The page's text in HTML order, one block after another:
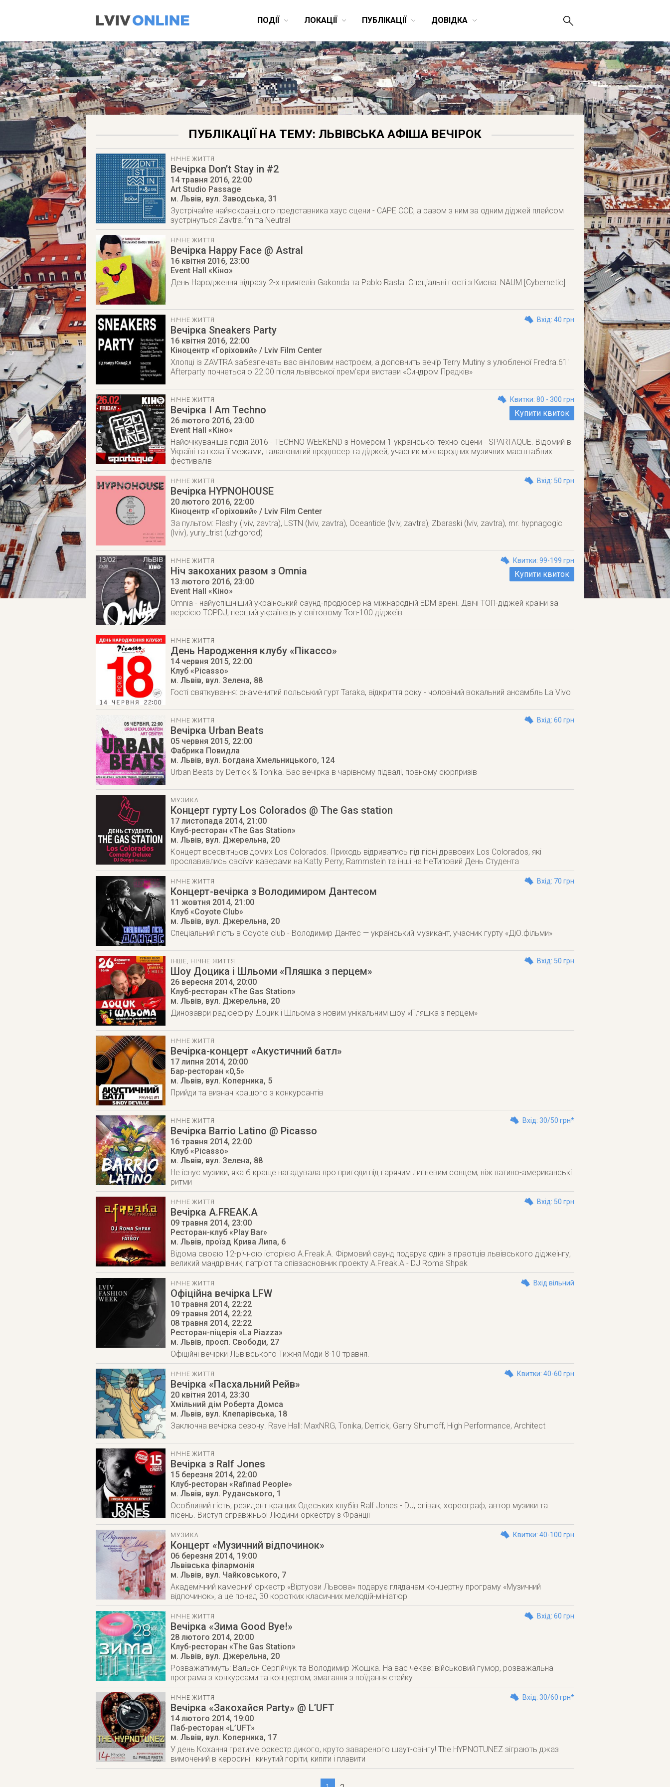
ПОДІЇ ЛОКАЦІЇ ПУБЛІКАЦІЇ ДОВІДКА
ПУБЛІКАЦІЇ НА ТЕМУ: ЛЬВІВСЬКА АФІША ВЕЧІРОК
НІЧНЕ ЖИТТЯ
Вечірка Don’t Stay in #2
14 травня 2016, 22:00
Art Studio Passage
м. Львів, вул. Заводська, 31
Зустрічайте найяскравішого представника хаус сцени - CAPE COD, а разом з ним за одним діджей плейсом
зустрінуться Zavtra.fm та Neutral
НІЧНЕ ЖИТТЯ
Вечірка Happy Face @ Astral
16 квітня 2016, 23:00
Event Hall «Кіно»
День Народження відразу 2-х приятелів Gakonda та Pablo Rasta. Спеціальні гості з Києва: NAUM [Cybernetic]
НІЧНЕ ЖИТТЯ Вхід: 40 грн
Вечірка Sneakers Party
16 квітня 2016, 22:00
Кіноцентр «Горіховий» / Lviv Film Center
Хлопці із ZAVTRA забезпечать вас вініловим настроєм, а доповнить вечір Terry Mutiny з улюбленої Fredra.61'
Afterparty почнеться о 22.00 після львівської прем'єри вистави «Синдром Предків»
НІЧНЕ ЖИТТЯ Квитки: 80 - 300 грн
Купити квиток
Вечірка I Am Techno
26 лютого 2016, 23:00
Event Hall «Кіно»
Найочікуваніша подія 2016 - TECHNO WEEKEND з Номером 1 української техно-сцени - SPARTAQUE. Відомий в
Україні та поза її межами, талановитий продюсер та діджей, учасник міжнародних музичних масштабних
фестивалів
НІЧНЕ ЖИТТЯ Вхід: 50 грн
Вечірка HYPNOHOUSE
20 лютого 2016, 22:00
Кіноцентр «Горіховий» / Lviv Film Center
За пультом: Flashy (lviv, zavtra), LSTN (lviv, zavtra), Oceantide (lviv, zavtra), Zbaraski (lviv, zavtra), mr. hypnagogic
(lviv), yuriy_trist (uzhgorod)
НІЧНЕ ЖИТТЯ Квитки: 99-199 грн
Купити квиток
Нiч закоханих разом з Omnia
13 лютого 2016, 23:00
Event Hall «Кіно»
Omnia - найуспішніший український саунд-продюсер на міжнародній EDM арені. Двічі ТОП-діджей країни за
версією TOPDJ, перший українець у світовому Топ-100 діджеїв
НІЧНЕ ЖИТТЯ
День Народження клубу «Пікассо»
14 червня 2015, 22:00
Клуб «Picasso»
м. Львів, вул. Зелена, 88
Гості святкування: pнаменитий польський гурт Taraka, відкриття року - чоловічий вокальний ансамбль La Vivo
НІЧНЕ ЖИТТЯ Вхід: 60 грн
Вечірка Urban Beats
05 червня 2015, 22:00
Фабрика Повидла
м. Львів, вул. Богдана Хмельницького, 124
Urban Beats by Derrick & Tonika. Бас вечірка в чарівному підвалі, повному сюрпризів
МУЗИКА
Концерт гурту Los Colorados @ The Gas station
17 листопада 2014, 21:00
Клуб-ресторан «The Gas Station»
м. Львів, вул. Джерельна, 20
Концерт всесвітньовідомих Los Colorados. Приходь відриватись під пісні дравових Los Colorados, які
прославивлись своїми каверами на Katty Perry, Rammstein та інші на НеТиповий День Студента
НІЧНЕ ЖИТТЯ Вхід: 70 грн
Концерт-вечірка з Володимиром Дантесом
11 жовтня 2014, 21:00
Клуб «Coyote Club»
м. Львів, вул. Джерельна, 20
Cпеціальний гість в Coyote club - Володимир Дантес — український музикант, учасник гурту «ДіО.фільми»
ІНШЕ, НІЧНЕ ЖИТТЯ Вхід: 50 грн
Шоу Доцика і Шльоми «Пляшка з перцем»
26 вересня 2014, 20:00
Клуб-ресторан «The Gas Station»
м. Львів, вул. Джерельна, 20
Динозаври радіоефіру Доцик і Шльома з новим унікальним шоу «Пляшка з перцем»
НІЧНЕ ЖИТТЯ
Вечірка-концерт «Акустичний батл»
17 липня 2014, 20:00
Бар-ресторан «0,5»
м. Львів, вул. Коперника, 5
Прийди та визнач кращого з конкурсантів
НІЧНЕ ЖИТТЯ Вхід: 30/50 грн*
Вечірка Barrio Latino @ Picasso
16 травня 2014, 22:00
Клуб «Picasso»
м. Львів, вул. Зелена, 88
Не існує музики, яка б краще нагадувала про пригоди під гарячим липневим сонцем, ніж латино-американські
ритми
НІЧНЕ ЖИТТЯ Вхід: 50 грн
Вечірка A.FREAK.A
09 травня 2014, 23:00
Ресторан-клуб «Play Bar»
м. Львів, проїзд Крива Липа, 6
Відома своєю 12-річною історією A.Freak.A. Фірмовий саунд подарує один з праотців львівського діджеінгу,
великий мандрівник, патріот та співзасновник проекту A.Freak.A - DJ Roma Shpak
НІЧНЕ ЖИТТЯ Вхід вільний
Офіційна вечірка LFW
10 травня 2014, 22:22
09 травня 2014, 22:22
08 травня 2014, 22:22
Ресторан-піцерія «La Piazza»
м. Львів, просп. Свободи, 27
Офіційні вечірки Львівського Тижня Моди 8-10 травня.
НІЧНЕ ЖИТТЯ Квитки: 40-60 грн
Вечірка «Пасхальний Рейв»
20 квітня 2014, 23:30
Хмільний дім Роберта Домса
м. Львів, вул. Клепарівська, 18
Заключна вечірка сезону. Rave Hall: MaxNRG, Tonika, Derrick, Garry Shumoff, High Performance, Architect
НІЧНЕ ЖИТТЯ
Вечірка з Ralf Jones
15 березня 2014, 22:00
Клуб-ресторан «Rafinad People»
м. Львів, вул. Руданського, 1
Особливий гість, резидент кращих Одеських клубів Ralf Jones - DJ, співак, хореограф, автор музики та
пісень. Виступ справжньої Людини-оркестру з Франції
МУЗИКА Квитки: 40-100 грн
Концерт «Музичний відпочинок»
06 березня 2014, 19:00
Львівська філармонія
м. Львів, вул. Чайковського, 7
Академічний камерний оркестр «Віртуози Львова» подарує глядачам концертну програму «Музичний
відпочинок», а це понад 30 коротких класичних мелодій-мініатюр
НІЧНЕ ЖИТТЯ Вхід: 60 грн
Вечірка «Зима Good Bye!»
28 лютого 2014, 20:00
Клуб-ресторан «The Gas Station»
м. Львів, вул. Джерельна, 20
Розважатимуть: Вальон Сергійчук та Володимир Жошка. На вас чекає: військовий гумор, розважальна
програма з конкурсами та концертом, змагання з поїдання стейку
НІЧНЕ ЖИТТЯ Вхід: 30/60 грн*
Вечірка «Закохайся Party» @ L’UFT
14 лютого 2014, 19:00
Паб-ресторан «L’UFT»
м. Львів, вул. Коперника, 17
У день Кохання гратиме оркестр дикого, круто завареного шаут-свінгу! The HYPNOTUNEZ зіграють джаз
вимочений в керосині і кинутий горіти, кипіти і плавити